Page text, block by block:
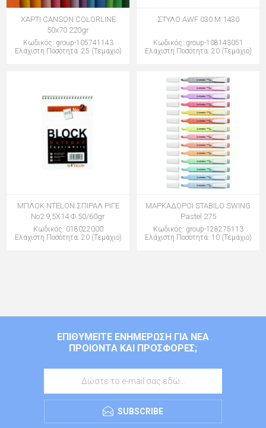
ΧΑΡΤΙ CANSON COLORLINE
50x70 220gr
Κωδικός: group-105741143
Ελάχιστη Ποσότητα: 25 (Τεμάχιο)
ΣΤΥΛΟ AWF 030 M 1430
Κωδικός: group-108143051
Ελάχιστη Ποσότητα: 20 (Τεμάχιο)
ΜΠΛΟΚ NTELON ΣΠΙΡΑΛ ΡΙΓΕ
Νο2 9,5Χ14 Φ.50/60gr
Κωδικός: 018022000
Ελάχιστη Ποσότητα: 20 (Τεμάχιο)
ΜΑΡΚΑΔΟΡΟΙ STABILO SWING
Pastel 275
Κωδικός: group-128275113
Ελάχιστη Ποσότητα: 10 (Τεμάχιο)
ΕΠΙΘΥΜΕΊΤΕ ΕΝΗΜΈΡΩΣΗ ΓΙΑ ΝΈΑ
ΠΡΟΙΌΝΤΑ ΚΑΙ ΠΡΟΣΦΟΡΈΣ;
SUBSCRIBE